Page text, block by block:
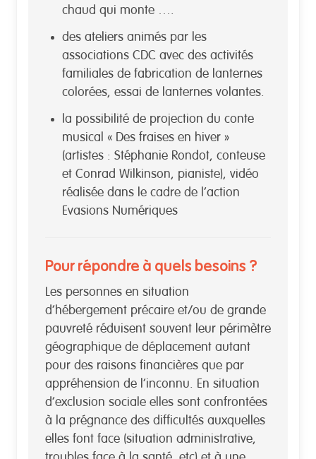
chaud qui monte ….
des ateliers animés par les
associations CDC avec des activités
familiales de fabrication de lanternes
colorées, essai de lanternes volantes.
la possibilité de projection du conte
musical « Des fraises en hiver »
(artistes : Stéphanie Rondot, conteuse
et Conrad Wilkinson, pianiste), vidéo
réalisée dans le cadre de l’action
Evasions Numériques
Pour répondre à quels besoins ?
Les personnes en situation
d’hébergement précaire et/ou de grande
pauvreté réduisent souvent leur périmètre
géographique de déplacement autant
pour des raisons financières que par
appréhension de l’inconnu. En situation
d’exclusion sociale elles sont confrontées
à la prégnance des difficultés auxquelles
elles font face (situation administrative,